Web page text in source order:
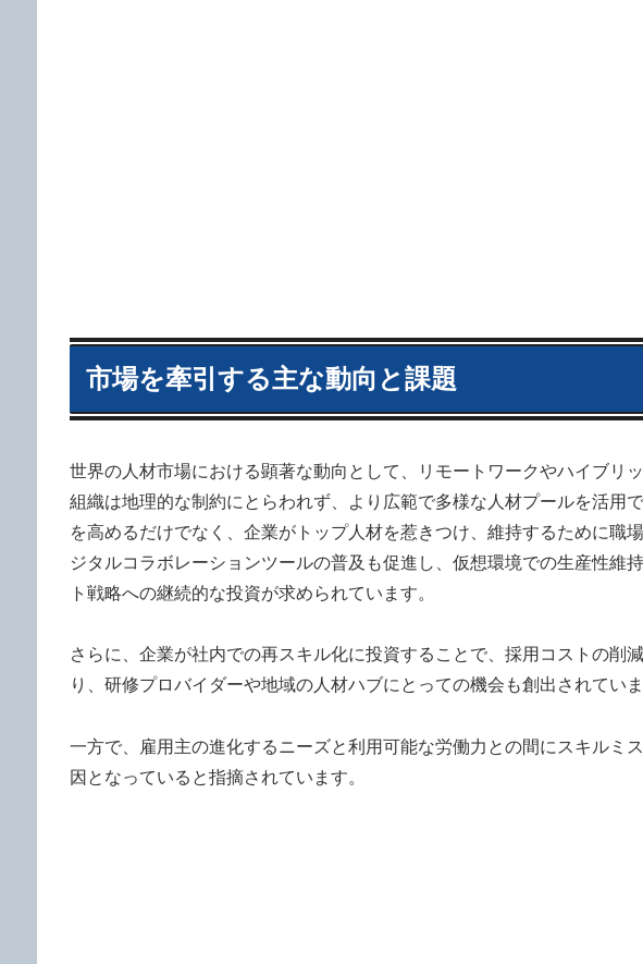
市場を牽引する主な動向と課題
世界の人材市場における顕著な動向として、リモートワークやハイブリ
組織は地理的な制約にとらわれず、より広範で多様な人材プールを活用
を高めるだけでなく、企業がトップ人材を惹きつけ、維持するために職
ジタルコラボレーションツールの普及も促進し、仮想環境での生産性維
ト戦略への継続的な投資が求められています。
さらに、企業が社内での再スキル化に投資することで、採用コストの削
り、研修プロバイダーや地域の人材ハブにとっての機会も創出されていま
一方で、雇用主の進化するニーズと利用可能な労働力との間にスキルミ
因となっていると指摘されています。